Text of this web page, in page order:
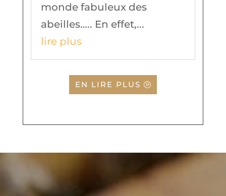
monde fabuleux des
abeilles….. En effet,...
lire plus
EN LIRE PLUS